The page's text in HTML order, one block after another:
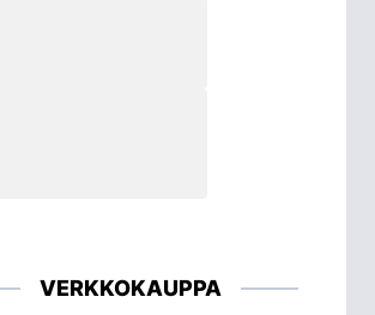
VERKKOKAUPPA